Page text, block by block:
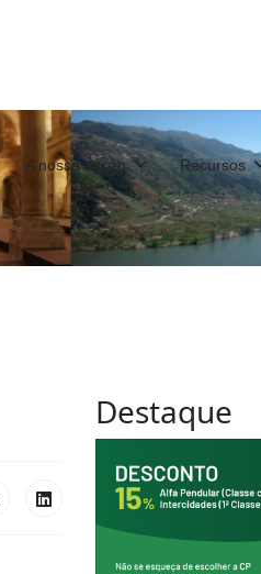
A nossa acção Recursos
Destaque